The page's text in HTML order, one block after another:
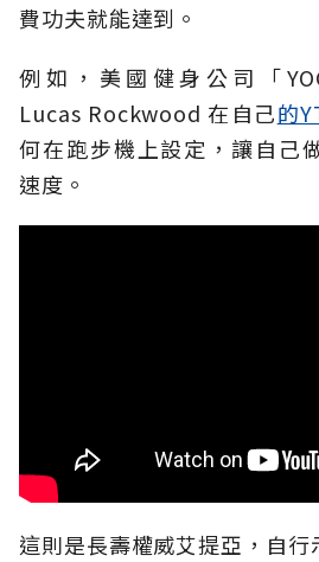
費功夫就能達到。
例如，美國健身公司「
Lucas Rockwood 在自己的
何在跑步機上設定，讓自己
速度。
這則是長壽權威艾提亞，自行